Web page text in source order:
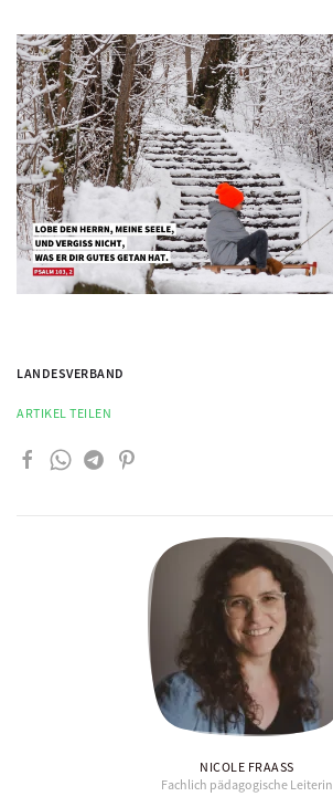
LANDESVERBAND
ARTIKEL TEILEN
NICOLE FRAASS
Fachlich pädagogische Leiterin